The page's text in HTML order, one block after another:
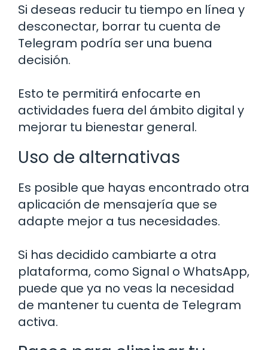
Si deseas reducir tu tiempo en línea y
desconectar, borrar tu cuenta de
Telegram podría ser una buena
decisión.
Esto te permitirá enfocarte en
actividades fuera del ámbito digital y
mejorar tu bienestar general.
Uso de alternativas
Es posible que hayas encontrado otra
aplicación de mensajería que se
adapte mejor a tus necesidades.
Si has decidido cambiarte a otra
plataforma, como Signal o WhatsApp,
puede que ya no veas la necesidad
de mantener tu cuenta de Telegram
activa.